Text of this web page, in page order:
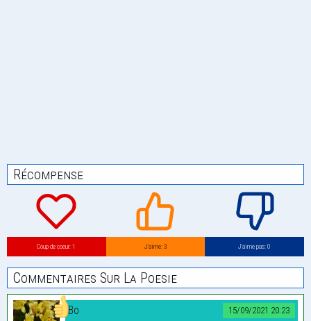
Récompense
Coup de coeur: 1 J’aime: 3 J’aime pas: 0
Commentaires Sur La Poesie
15/09/2021 20:23
Bo